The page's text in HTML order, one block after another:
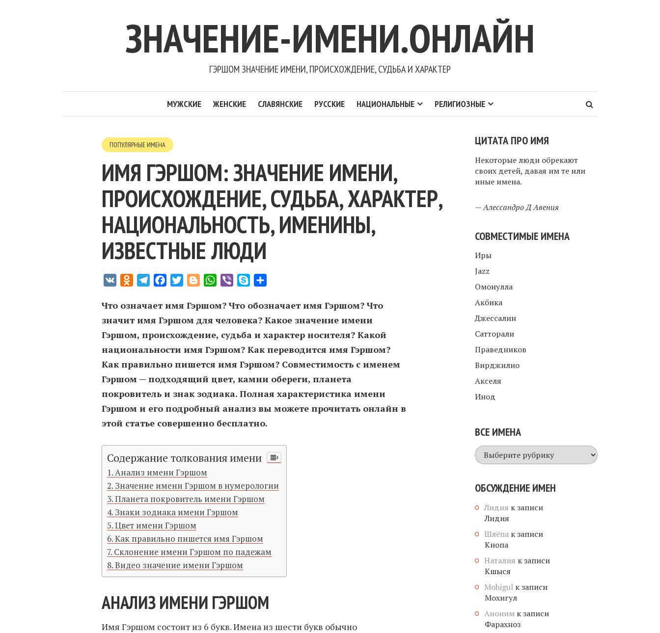
ЗНАЧЕНИЕ-ИМЕНИ.ОНЛАЙН
ГЭРШОМ ЗНАЧЕНИЕ ИМЕНИ, ПРОИСХОЖДЕНИЕ, СУДЬБА И ХАРАКТЕР
МУЖСКИЕ ЖЕНСКИЕ СЛАВЯНСКИЕ РУССКИЕ НАЦИОНАЛЬНЫЕ РЕЛИГИОЗНЫЕ
ПОПУЛЯРНЫЕ ИМЕНА
ИМЯ ГЭРШОМ: ЗНАЧЕНИЕ ИМЕНИ,
ПРОИСХОЖДЕНИЕ, СУДЬБА, ХАРАКТЕР,
НАЦИОНАЛЬНОСТЬ, ИМЕНИНЫ,
ИЗВЕСТНЫЕ ЛЮДИ
VK Odnoklassniki
TelegramFacebookTwitterBloggerWhatsApp
Viber Skype
Что означает имя Гэршом? Что обозначает имя Гэршом? Что
значит имя Гэршом для человека? Какое значение имени
Гэршом, происхождение, судьба и характер носителя? Какой
национальности имя Гэршом? Как переводится имя Гэршом?
Как правильно пишется имя Гэршом? Совместимость c именем
Гэршом — подходящий цвет, камни обереги, планета
покровитель и знак зодиака. Полная характеристика имени
Гэршом и его подробный анализ вы можете прочитать онлайн в
этой статье совершенно бесплатно.
Содержание толкования имени
Анализ имени Гэршом
Значение имени Гэршом в нумерологии
Планета покровитель имени Гэршом
Знаки зодиака имени Гэршом
Цвет имени Гэршом
Как правильно пишется имя Гэршом
Склонение имени Гэршом по падежам
Видео значение имени Гэршом
АНАЛИЗ ИМЕНИ ГЭРШОМ
Имя Гэршом состоит из 6 букв. Имена из шести букв обычно
ЦИТАТА ПРО ИМЯ
Некоторые люди обрекают
своих детей, давая им те или
иные имена.
—Алессандро Д Авения
СОВМЕСТИМЫЕ ИМЕНА
Иры
Jazz
Омонулла
Акбика
Джессалин
Сатторали
Праведников
Вирджилио
Акселя
Инод
ВСЕ ИМЕНА
Все
имена
ОБСУЖДЕНИЕ ИМЕН
Лидия к записи
Лидия
Шлёпа к записи
Кнопа
Наталия к записи
Кшыся
Mohigul к записи
Мохигул
Аноним к записи
Фарахноз